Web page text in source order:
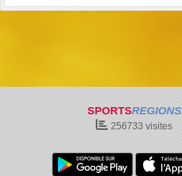
SPORTSREGIONS
256733 visites